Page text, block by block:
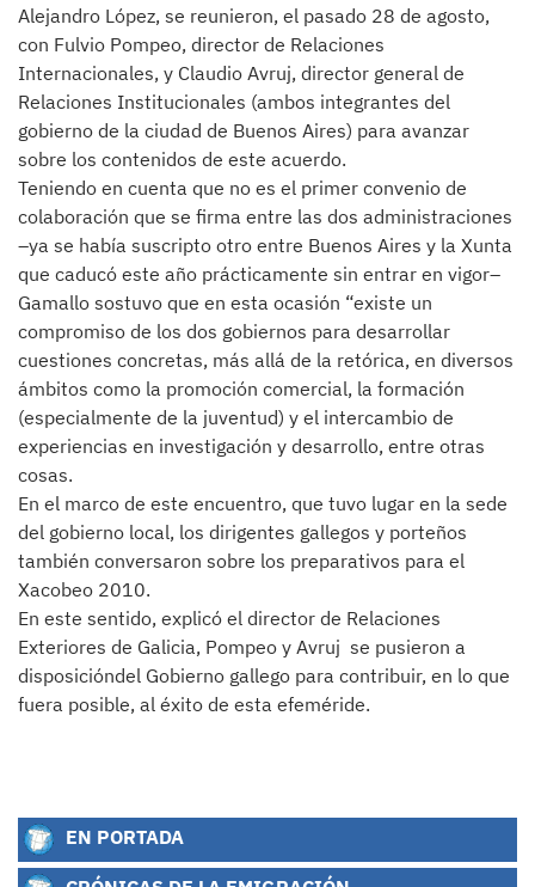
Alejandro López, se reunieron, el pasado 28 de agosto,
con Fulvio Pompeo, director de Relaciones
Internacionales, y Claudio Avruj, director general de
Relaciones Institucionales (ambos integrantes del
gobierno de la ciudad de Buenos Aires) para avanzar
sobre los contenidos de este acuerdo.
Teniendo en cuenta que no es el primer convenio de
colaboración que se firma entre las dos administraciones
–ya se había suscripto otro entre Buenos Aires y la Xunta
que caducó este año prácticamente sin entrar en vigor–
Gamallo sostuvo que en esta ocasión “existe un
compromiso de los dos gobiernos para desarrollar
cuestiones concretas, más allá de la retórica, en diversos
ámbitos como la promoción comercial, la formación
(especialmente de la juventud) y el intercambio de
experiencias en investigación y desarrollo, entre otras
cosas.
En el marco de este encuentro, que tuvo lugar en la sede
del gobierno local, los dirigentes gallegos y porteños
también conversaron sobre los preparativos para el
Xacobeo 2010.
En este sentido, explicó el director de Relaciones
Exteriores de Galicia, Pompeo y Avruj se pusieron a
disposicióndel Gobierno gallego para contribuir, en lo que
fuera posible, al éxito de esta efeméride.
EN PORTADA